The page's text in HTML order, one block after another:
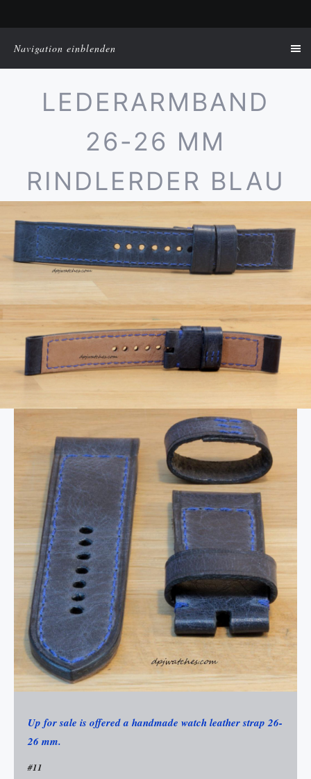
Navigation einblenden
LEDERARMBAND
26-26 MM
RINDLERDER BLAU
Up for sale is offered a handmade watch leather strap 26-
26 mm.
#11